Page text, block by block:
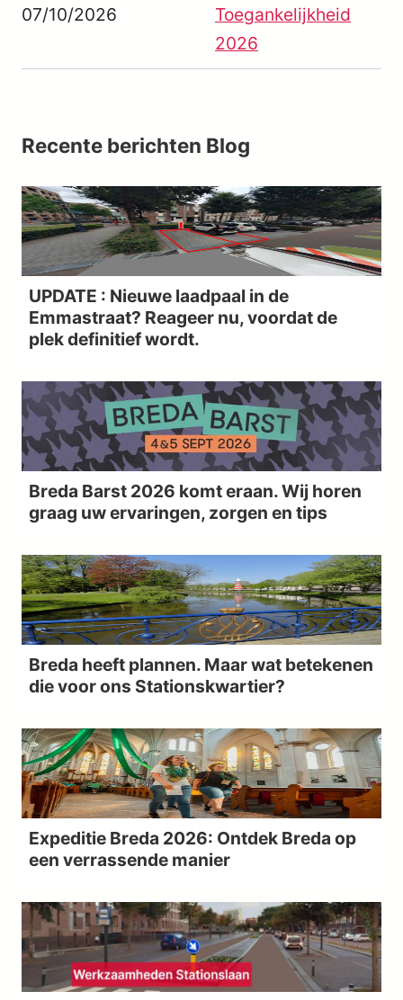
07/10/2026
Toegankelijkheid
2026
Recente berichten Blog
UPDATE : Nieuwe laadpaal in de
Emmastraat? Reageer nu, voordat de
plek definitief wordt.
Breda Barst 2026 komt eraan. Wij horen
graag uw ervaringen, zorgen en tips
Breda heeft plannen. Maar wat betekenen
die voor ons Stationskwartier?
Expeditie Breda 2026: Ontdek Breda op
een verrassende manier